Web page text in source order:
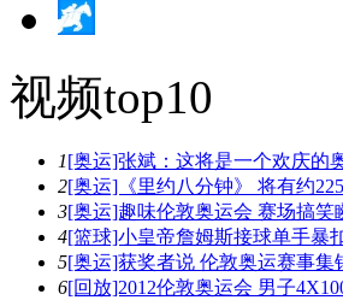
视频top10
1[奥运]张斌：这将是一个欢庆的
2[奥运]《里约八分钟》 将有约
3[奥运]趣味伦敦奥运会 赛场搞笑
4[篮球]小皇帝詹姆斯接球单手暴
5[奥运]获奖者说 伦敦奥运赛事集
6[回放]2012伦敦奥运会 男子